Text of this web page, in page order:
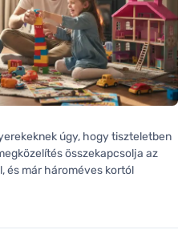
úgy, hogy tiszteletben
összekapcsolja az
és már hároméves kortól